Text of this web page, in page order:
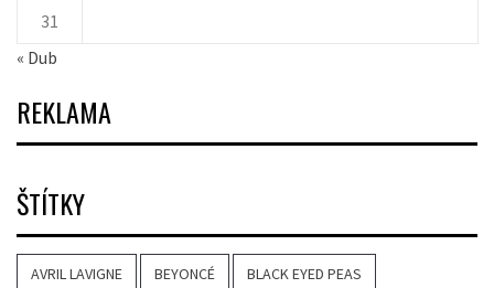
31
« Dub
REKLAMA
ŠTÍTKY
AVRIL LAVIGNE BEYONCÉ BLACK EYED PEAS